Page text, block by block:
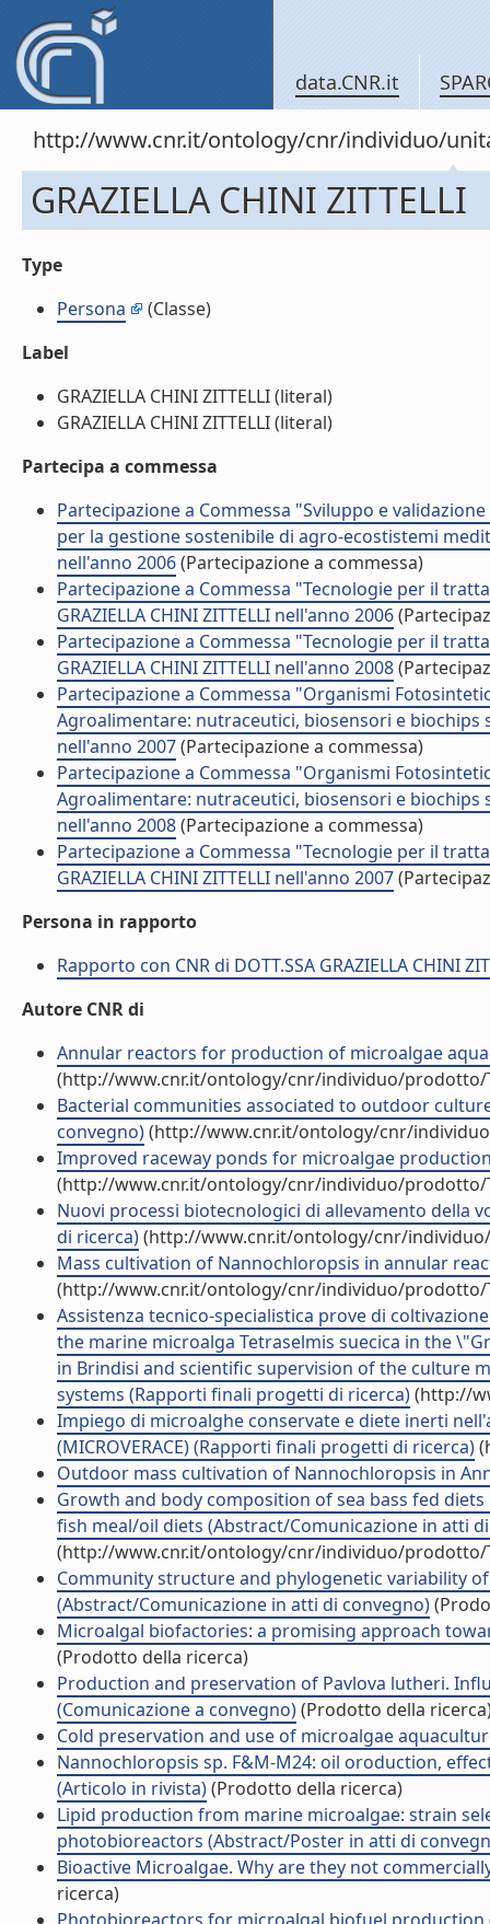
data.CNR.it
http://www.cnr.it/ontology/cnr/individuo/
GRAZIELLA CHINI ZITTELLI
Type
Persona
(Classe)
Label
GRAZIELLA CHINI ZITTELLI (literal)
GRAZIELLA CHINI ZITTELLI (literal)
Partecipa a commessa
Partecipazione a Commessa "Sviluppo e
per la gestione sostenibile di agro-ecostistemi
nell'anno 2006(Partecipazione a commessa)
Partecipazione a Commessa "Tecnologie per il
GRAZIELLA CHINI ZITTELLI nell'anno 2006
Partecipazione a Commessa "Tecnologie per il
GRAZIELLA CHINI ZITTELLI nell'anno 2008
Partecipazione a Commessa "Organismi
Agroalimentare: nutraceutici, biosensori e biochips
nell'anno 2007(Partecipazione a commessa)
Partecipazione a Commessa "Organismi
Agroalimentare: nutraceutici, biosensori e biochips
nell'anno 2008(Partecipazione a commessa)
Partecipazione a Commessa "Tecnologie per il
GRAZIELLA CHINI ZITTELLI nell'anno 2007
Persona in rapporto
Rapporto con CNR di DOTT.SSA GRAZIELLA CHINI
Autore CNR di
Annular reactors for production of microalgae
(http://www.cnr.it/ontology/cnr/individuo/prodotto/
Bacterial communities associated to outdoor
convegno)(http://www.cnr.it/ontology/cnr/
Improved raceway ponds for microalgae
(http://www.cnr.it/ontology/cnr/individuo/prodotto/
Nuovi processi biotecnologici di allevamento della
di ricerca)(http://www.cnr.it/ontology/cnr/
Mass cultivation of Nannochloropsis in annular
(http://www.cnr.it/ontology/cnr/individuo/prodotto/
Assistenza tecnico-specialistica prove di
the marine microalga Tetraselmis suecica in the
in Brindisi and scientific supervision of the culture
systems (Rapporti finali progetti di ricerca)(http://
Impiego di microalghe conservate e diete inerti
(MICROVERACE) (Rapporti finali progetti di ricerca)
Outdoor mass cultivation of Nannochloropsis in
Growth and body composition of sea bass fed
fish meal/oil diets (Abstract/Comunicazione in atti
(http://www.cnr.it/ontology/cnr/individuo/prodotto/
Community structure and phylogenetic variability
(Abstract/Comunicazione in atti di convegno)
Microalgal biofactories: a promising approach
(Prodotto della ricerca)
Production and preservation of Pavlova lutheri.
(Comunicazione a convegno)(Prodotto della
Cold preservation and use of microalgae
Nannochloropsis sp. F&M-M24: oil oroduction,
(Articolo in rivista)(Prodotto della ricerca)
Lipid production from marine microalgae: strain
photobioreactors (Abstract/Poster in atti di
Bioactive Microalgae. Why are they not
ricerca)